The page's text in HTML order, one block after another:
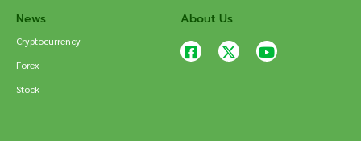
News
Cryptocurrency
Forex
Stock
About Us